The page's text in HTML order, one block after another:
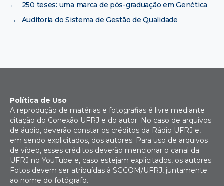
←
250 teses: uma marca de pós-graduação em Genética
→
Auditoria do Sistema de Gestão de Qualidade
Política de Uso
A reprodução de matérias e fotografias é livre mediante
citação do Conexão UFRJ e do autor. No caso de arquivos
de áudio, deverão constar os créditos da Rádio UFRJ e,
em sendo explicitados, dos autores. Para uso de arquivos
de vídeo, esses créditos deverão mencionar o canal da
UFRJ no YouTube e, caso estejam explicitados, os autores.
Fotos devem ser atribuídas à SGCOM/UFRJ, juntamente
ao nome do fotógrafo.